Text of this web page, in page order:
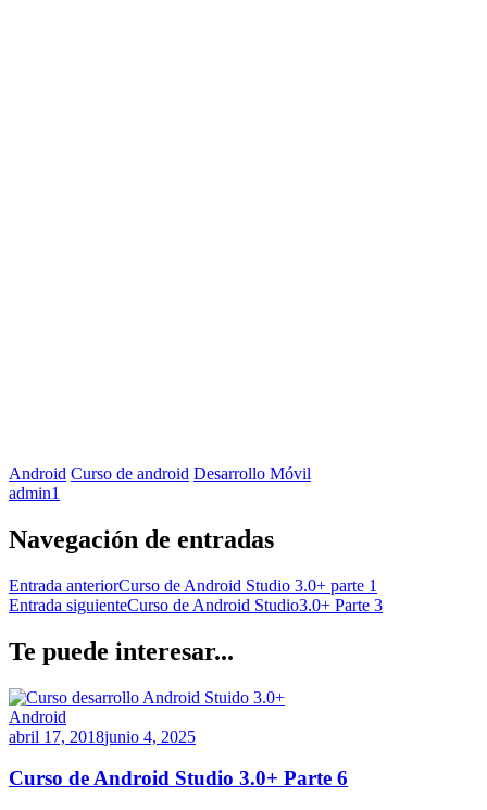
Android Curso de android Desarrollo Móvil
admin1
Navegación de entradas
Entrada anteriorCurso de Android Studio 3.0+ parte 1
Entrada siguienteCurso de Android Studio3.0+ Parte 3
Te puede interesar...
Android
abril 17, 2018junio 4, 2025
Curso de Android Studio 3.0+ Parte 6